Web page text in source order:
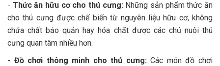
- Thức ăn hữu cơ cho thú cưng:Những sản phẩm thức ăn
cho thú cưng được chế biến từ nguyên liệu hữu cơ, không
chứa chất bảo quản hay hóa chất được các chủ nuôi thú
cưng quan tâm nhiều hơn.
- Đồ chơi thông minh cho thú cưng:Các món đồ chơi